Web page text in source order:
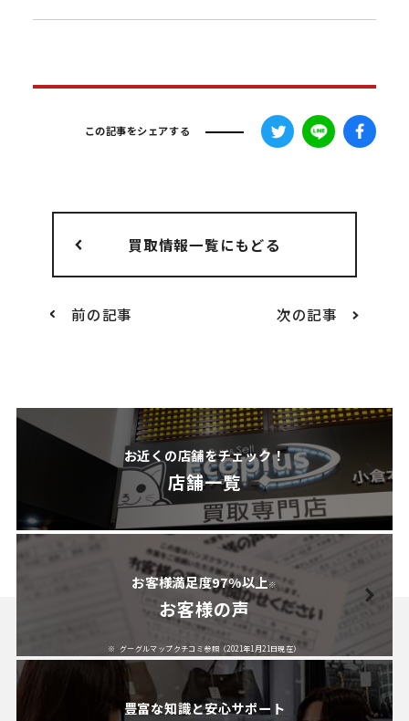
この記事をシェアする
前の記事
買取情報一覧にもどる
次の記事
お近くの店舗をチェック！
店舗一覧
お客様満足度97%以上※
お客様の声
グーグルマップクチコミ参照（2021年1月21日現在）
豊富な知識と安心サポート